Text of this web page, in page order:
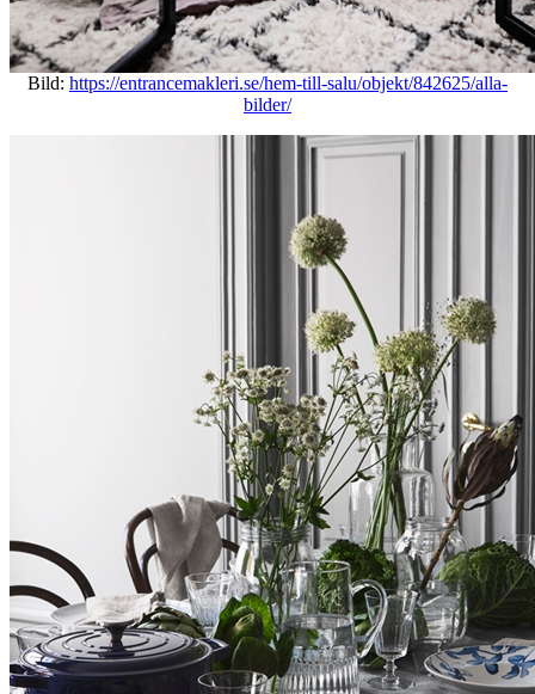
Bild: https://entrancemakleri.se/hem-till-salu/objekt/842625/alla-
bilder/